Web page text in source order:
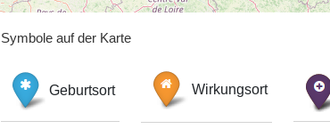
Symbole auf der Karte
Geburtsort Wirkungsort